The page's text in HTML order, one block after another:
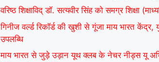
वैश्विक संवाद को दिया
बढ़ावा
MY Bharat के
विश्व रिकॉर्ड समारोह में जब
वरिष्ठ शिक्षाविद् डॉ. सत्यवीर सिंह को समग्र शिक्षा
गिनीज वर्ल्ड रिकॉर्ड की खुशी से गूंजा माय भारत केंद्र,
उपलब्धि
माय भारत से जुड़े उड़ान यूथ क्लब के नेचर नीड्स यू